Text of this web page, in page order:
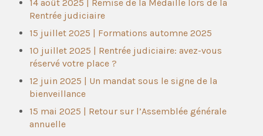
14 août 2025 | Remise de la Médaille lors de la
Rentrée judiciaire
15 juillet 2025 | Formations automne 2025
10 juillet 2025 | Rentrée judiciaire: avez-vous
réservé votre place ?
12 juin 2025 | Un mandat sous le signe de la
bienveillance
15 mai 2025 | Retour sur l’Assemblée générale
annuelle